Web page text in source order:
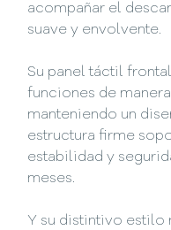
acompañar el
suave y envolvente.
Su panel táctil
funciones de
manteniendo un
estructura firme
estabilidad y
meses.
Y su distintivo estilo